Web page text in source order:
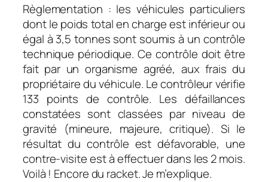
Règlementation : les véhicules particuliers
dont le poids total en charge est inférieur ou
égal à 3,5 tonnes sont soumis à un contrôle
technique périodique. Ce contrôle doit être
fait par un organisme agréé, aux frais du
propriétaire du véhicule. Le contrôleur vérifie
133 points de contrôle. Les défaillances
constatées sont classées par niveau de
gravité (mineure, majeure, critique). Si le
résultat du contrôle est défavorable, une
contre-visite est à effectuer dans les 2 mois.
Voilà ! Encore du racket. Je m’explique.